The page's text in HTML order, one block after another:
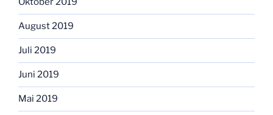
August 2019
Juli 2019
Juni 2019
Mai 2019